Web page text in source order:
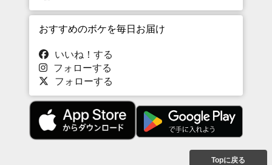
おすすめのボケを毎日お届け
いいね！する
フォローする
フォローする
Topに戻る